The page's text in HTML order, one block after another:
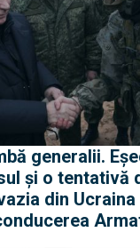
generalii.
și o tentativă
din